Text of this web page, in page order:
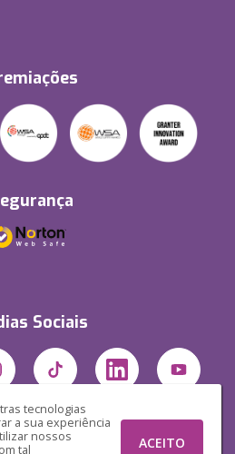
tecnologias
a sua experiência
nossos
tal
ACEITO
Sociais